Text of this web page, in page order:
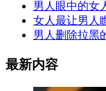
男人眼中的女
女人最让男人
男人删除拉黑
最新内容